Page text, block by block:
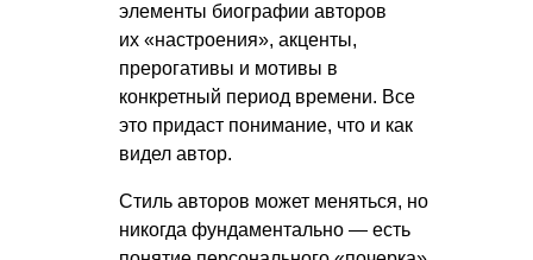
элементы биографии авторов
их «настроения», акценты,
прерогативы и мотивы в
конкретный период времени. Все
это придаст понимание, что и как
видел автор.
Стиль авторов может меняться, но
никогда фундаментально — есть